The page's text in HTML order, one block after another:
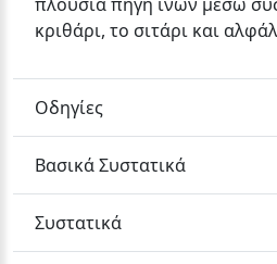
κριθάρι, το σιτάρι και
Οδηγίες
Βασικά Συστατικά
Συστατικά